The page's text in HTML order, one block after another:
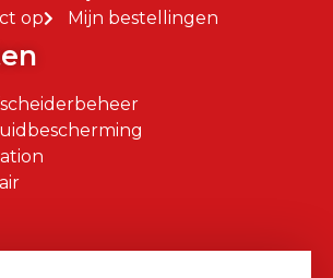
op
Mijn bestellingen